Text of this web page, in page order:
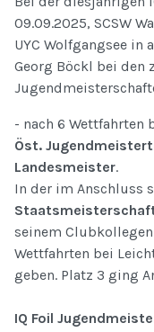
09.09.2025, SCSW
UYC Wolfgangsee in
Georg Böckl bei den
- nach 6
Öst.
Landesmeister.
In der im Anschluss
seinem
Wettfahrten bei
geben. Platz 3 ging
IQ Foil